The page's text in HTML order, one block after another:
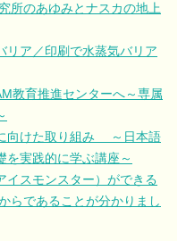
所のあゆみとナスカの地上
リア／印刷で水蒸気バリア
教育推進センターへ～専属
向けた取り組み ～日本語
を実践的に学ぶ講座～
イスモンスター）ができる
らであることが分かりまし